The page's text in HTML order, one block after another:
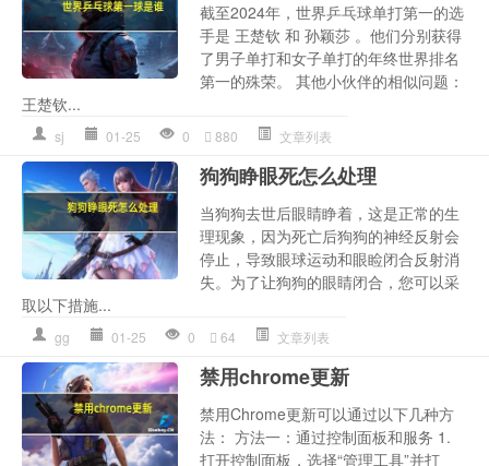
截至2024年，世界乒乓球单打第一的选
手是 王楚钦 和 孙颖莎 。他们分别获得
了男子单打和女子单打的年终世界排名
第一的殊荣。 其他小伙伴的相似问题：
王楚钦...
sj 01-25 0 880 文章列表
狗狗睁眼死怎么处理
当狗狗去世后眼睛睁着，这是正常的生
理现象，因为死亡后狗狗的神经反射会
停止，导致眼球运动和眼睑闭合反射消
失。为了让狗狗的眼睛闭合，您可以采
取以下措施...
gg 01-25 0 64 文章列表
禁用chrome更新
禁用Chrome更新可以通过以下几种方
法： 方法一：通过控制面板和服务 1.
打开控制面板，选择“管理工具”并打